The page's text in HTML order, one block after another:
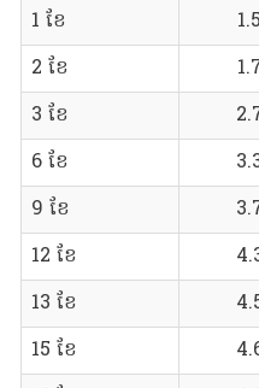
1 ខែ
2 ខែ
3 ខែ
6 ខែ
9 ខែ
12 ខែ
13 ខែ
15 ខែ